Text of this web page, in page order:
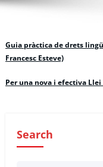
Guia pràctica de drets
Francesc Esteve)
Per una nova i efectiva Llei
Search